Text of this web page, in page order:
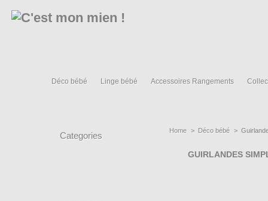
Déco bébé Linge bébé Accessoires Rangements
Categories Home > Déco bébé >
GUIRLANDES